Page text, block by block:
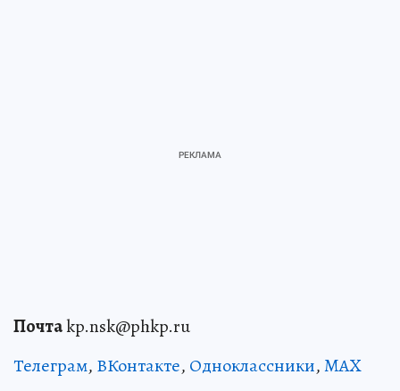
Почтаkp.nsk@phkp.ru
Телеграм, ВКонтакте, Одноклассники,MAX